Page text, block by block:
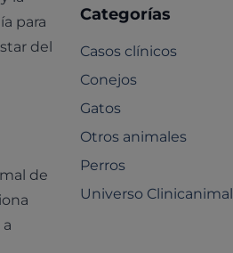
para
del
de
Categorías
Casos clínicos
Conejos
Gatos
Otros animales
Perros
Universo Clinicanimal